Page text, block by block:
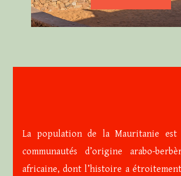
La population de la Mauritanie est
communautés d’origine arabo-
africaine, dont l’histoire a